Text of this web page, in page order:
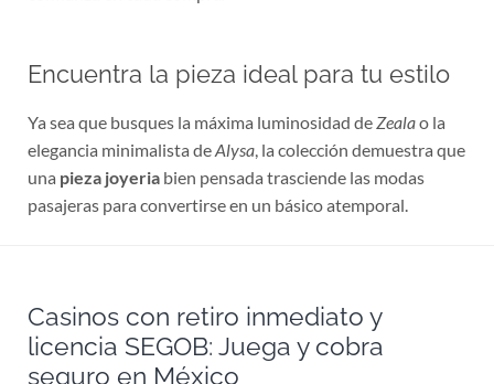
Encuentra la pieza ideal para tu estilo
Ya sea que busques la máxima luminosidad de Zealao la
elegancia minimalista de Alysa, la colección demuestra que
una pieza joyeria bien pensada trasciende las modas
pasajeras para convertirse en un básico atemporal.
Casinos con retiro inmediato y
licencia SEGOB: Juega y cobra
seguro en México